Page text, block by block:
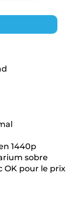
1440p
sobre
OK pour le prix